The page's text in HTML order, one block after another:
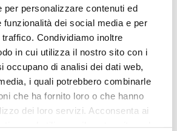
per personalizzare contenuti ed
funzionalità dei social media e per
Condividiamo inoltre
in cui utilizza il nostro sito con i
occupano di analisi dei dati web,
i quali potrebbero combinarle
che ha fornito loro o che hanno
dei loro servizi. Acconsenta ai
Sorgente luminosa
Led
Lampadina
Integrata
Classe energetica
A++, A+, A